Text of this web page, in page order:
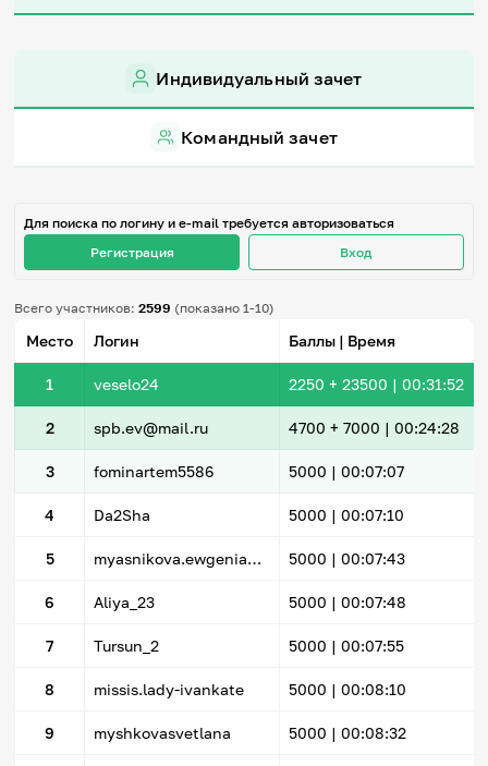
Игры и тренажеры
Знания в тестах
Викторина
Стихи
Педагогам
IT-урок
Методика
Секреты кода
English
Регистрация Вход
Индивидуальный зачет
Командный зачет
Для поиска по логину и e-mail требуется авторизоваться
Регистрация
Вход
Всего участников:2599 (показано 1-10)
Место Логин Баллы | Время
1 veselo24 2250 + 23500 | 00:31:52
2 spb.ev@mail.ru 4700 + 7000 | 00:24:28
3 fominartem5586 5000 | 00:07:07
4 Da2Sha 5000 | 00:07:10
5 myasnikova.ewgenia@yandex.ru 5000 | 00:07:43
6 Aliya_23 5000 | 00:07:48
7 Tursun_2 5000 | 00:07:55
8 missis.lady-ivankate 5000 | 00:08:10
9 myshkovasvetlana 5000 | 00:08:32